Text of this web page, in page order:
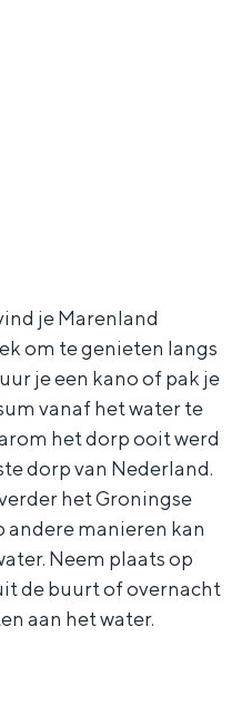
je Marenland
om te genieten langs
je een kano of pak je
vanaf het water te
het dorp ooit werd
dorp van Nederland.
het Groningse
andere manieren kan
Neem plaats op
de buurt of overnacht
aan het water.